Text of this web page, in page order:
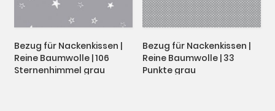
Bezug für Nackenkissen |
Reine Baumwolle | 33
Punkte grau
Bezug für Nackenkissen |
Reine Baumwolle | 106
Sternenhimmel grau